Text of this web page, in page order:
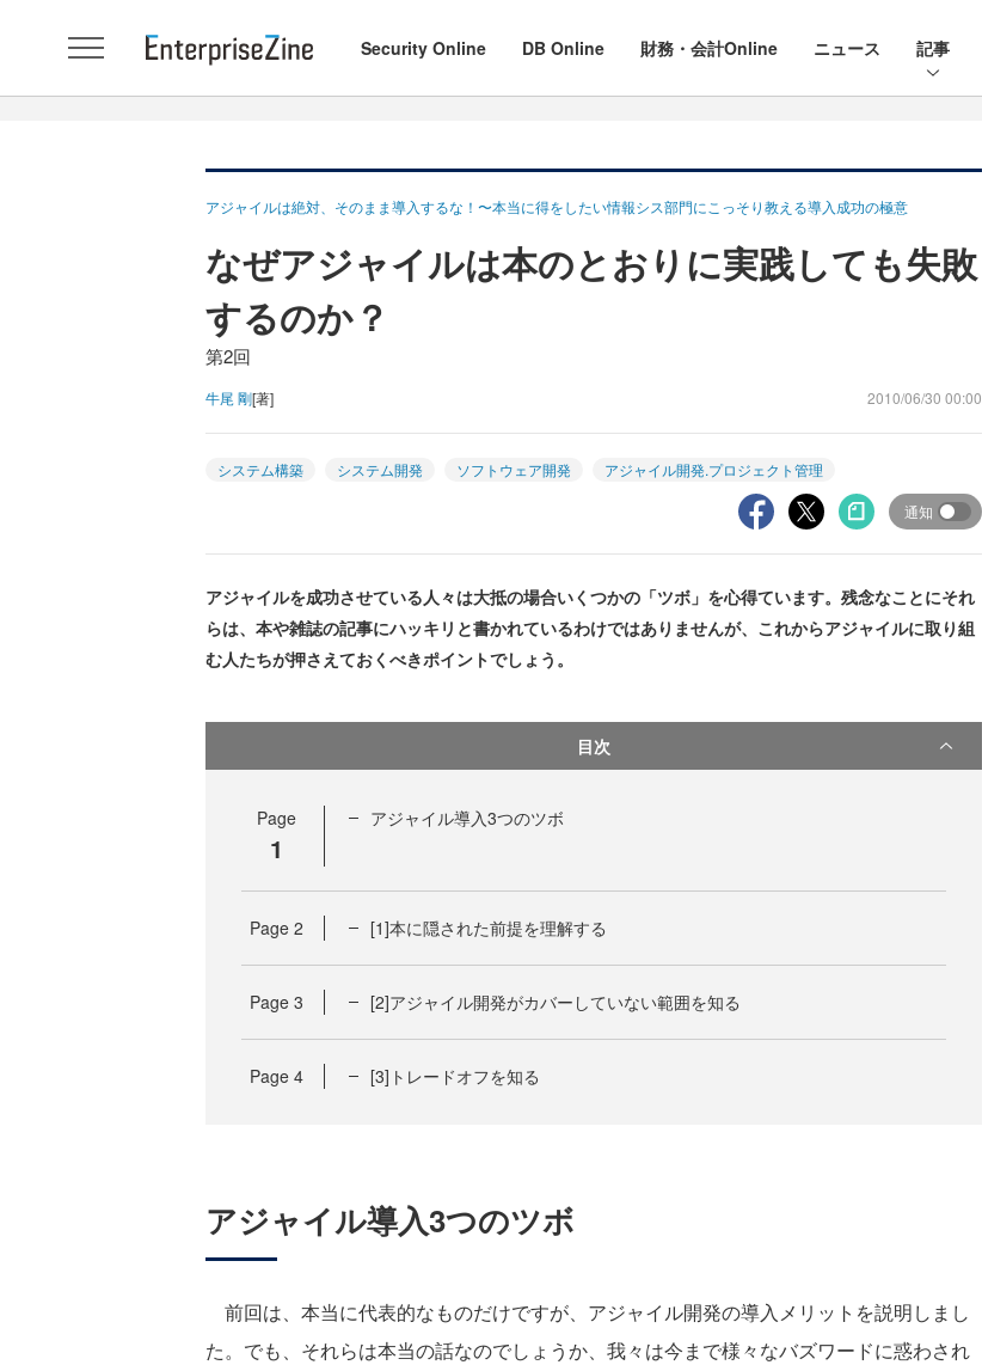
Security Online DB Online 財務・会計Online ニュース 記事
アジャイルは絶対、そのまま導入するな！〜本当に得をしたい情報シス部門にこっそり教える導入成功の極意
なぜアジャイルは本のとおりに実践しても失敗
するのか？
第2回
牛尾 剛[著] 2010/06/30 00:00
システム構築 システム開発 ソフトウェア開発 アジャイル開発.プロジェクト管理
通知
アジャイルを成功させている人々は大抵の場合いくつかの「ツボ」を心得ています。残念なことにそれ
らは、本や雑誌の記事にハッキリと書かれているわけではありませんが、これからアジャイルに取り組
む人たちが押さえておくべきポイントでしょう。
目次
Page
1
アジャイル導入3つのツボ
Page 2 [1]本に隠された前提を理解する
Page 3 [2]アジャイル開発がカバーしていない範囲を知る
Page 4 [3]トレードオフを知る
アジャイル導入3つのツボ
前回は、本当に代表的なものだけですが、アジャイル開発の導入メリットを説明しまし
た。でも、それらは本当の話なのでしょうか、我々は今まで様々なバズワードに惑わされ